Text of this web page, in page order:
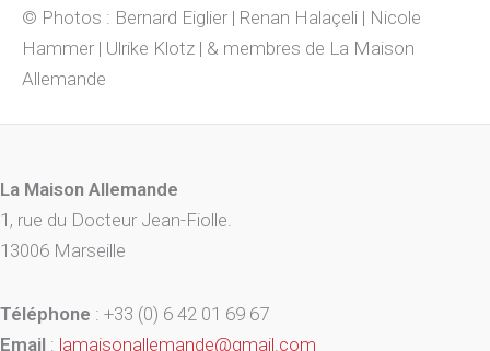
© Photos : Bernard Eiglier | Renan Halaçeli | Nicole
Hammer | Ulrike Klotz | & membres de La Maison
Allemande
La Maison Allemande
1, rue du Docteur Jean-Fiolle.
13006 Marseille
Téléphone : +33 (0) 6 42 01 69 67
Email : lamaisonallemande@gmail.com